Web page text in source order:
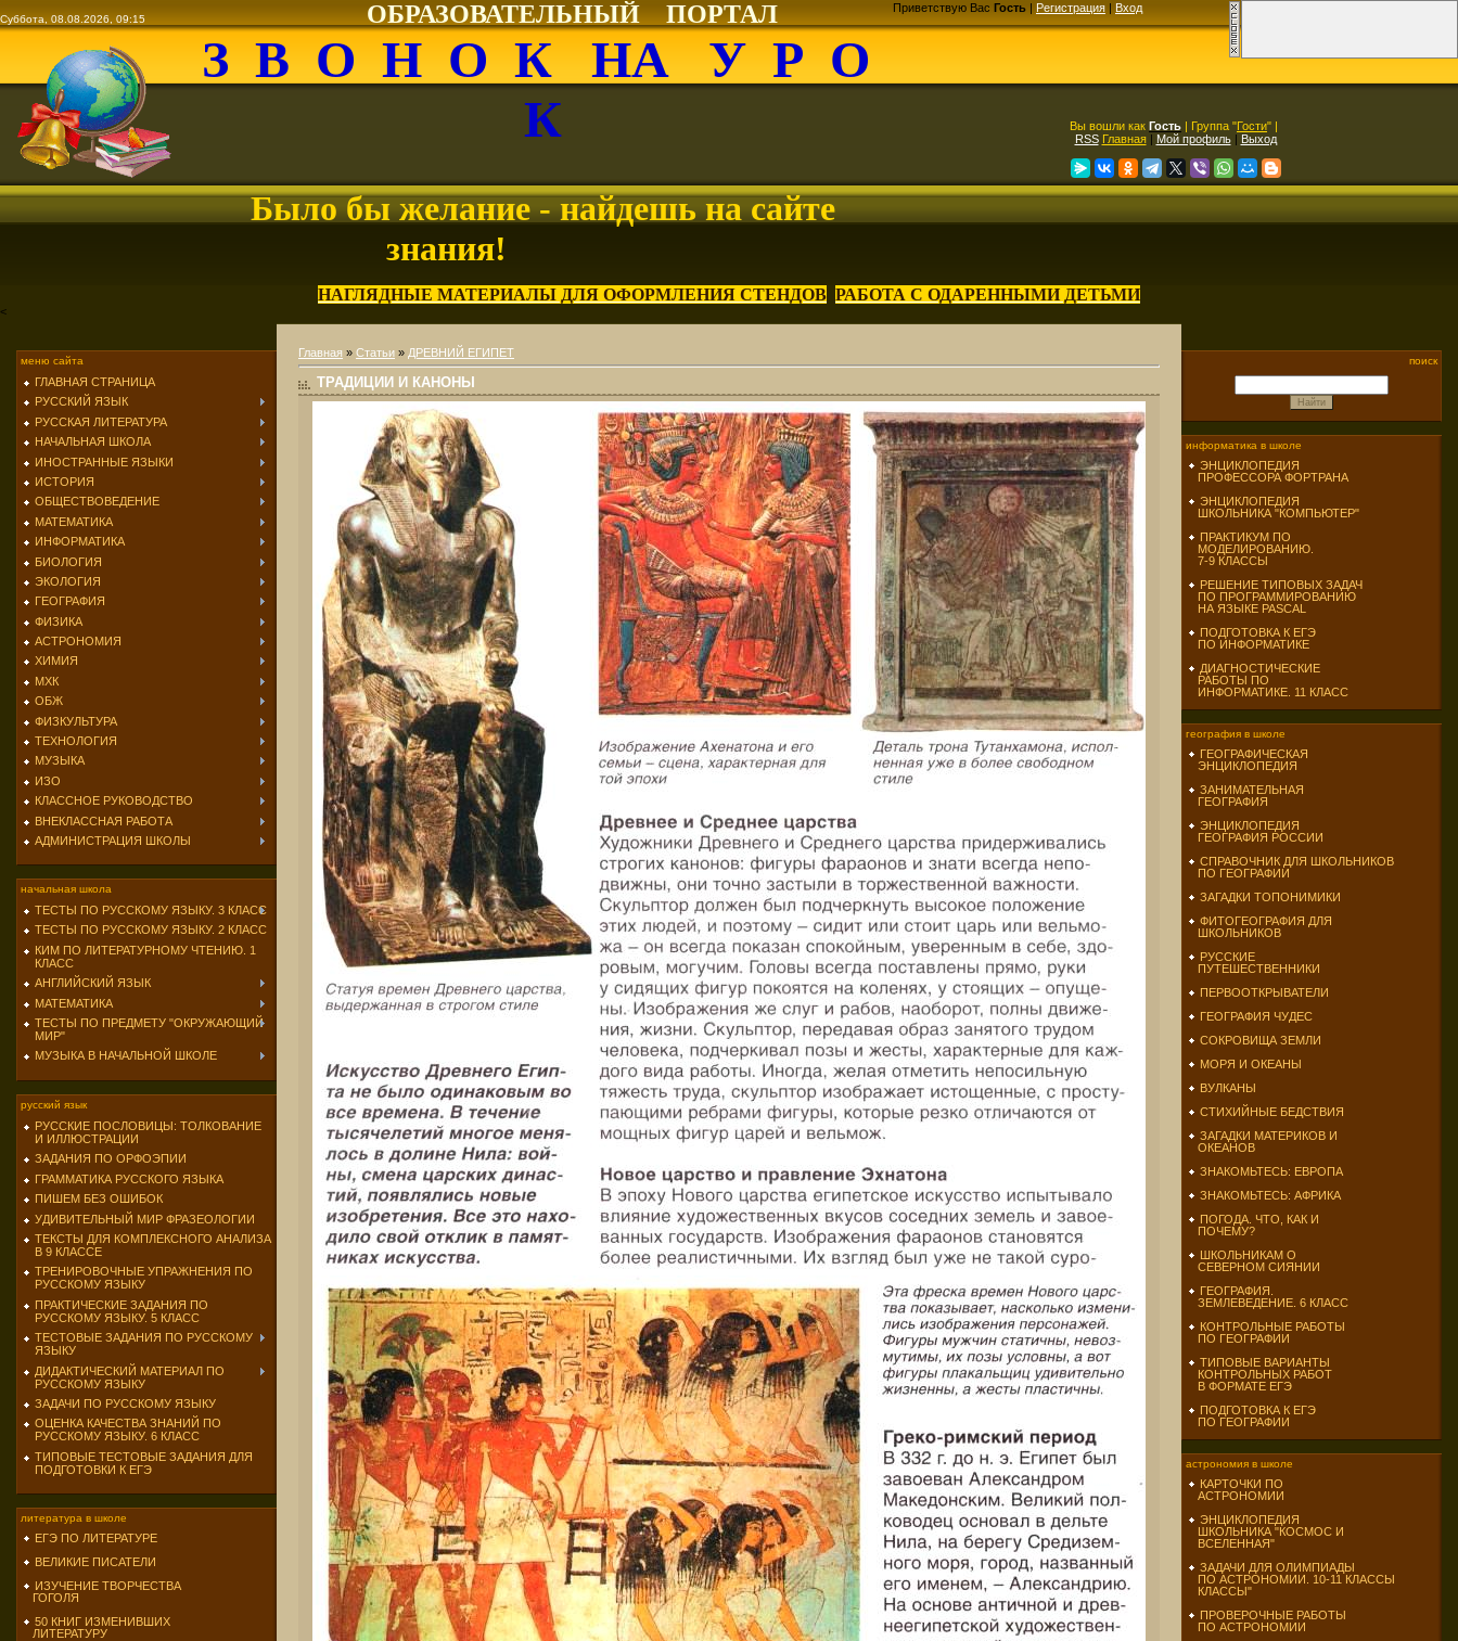
Суббота, 08.08.2026, 09:15 ОБРАЗОВАТЕЛЬНЫЙ ПОРТАЛ Приветствую Вас Гость | Регистрация | Вход
З В О Н О К НА У Р О
К
Было бы желание - найдешь на сайте
знания!
Вы вошли как Гость | Группа "Гости" |
RSS Главная| Мой профиль| Выход
НАГЛЯДНЫЕ МАТЕРИАЛЫ ДЛЯ ОФОРМЛЕНИЯ СТЕНДОВ РАБОТА С ОДАРЕННЫМИ ДЕТЬМИ
<
меню сайта
ГЛАВНАЯ СТРАНИЦА
РУССКИЙ ЯЗЫК
РУССКАЯ ЛИТЕРАТУРА
НАЧАЛЬНАЯ ШКОЛА
ИНОСТРАННЫЕ ЯЗЫКИ
ИСТОРИЯ
ОБЩЕСТВОВЕДЕНИЕ
МАТЕМАТИКА
ИНФОРМАТИКА
БИОЛОГИЯ
ЭКОЛОГИЯ
ГЕОГРАФИЯ
ФИЗИКА
АСТРОНОМИЯ
ХИМИЯ
МХК
ОБЖ
ФИЗКУЛЬТУРА
ТЕХНОЛОГИЯ
МУЗЫКА
ИЗО
КЛАССНОЕ РУКОВОДСТВО
ВНЕКЛАССНАЯ РАБОТА
АДМИНИСТРАЦИЯ ШКОЛЫ
начальная школа
ТЕСТЫ ПО РУССКОМУ ЯЗЫКУ. 3 КЛАСС
ТЕСТЫ ПО РУССКОМУ ЯЗЫКУ. 2 КЛАСС
КИМ ПО ЛИТЕРАТУРНОМУ ЧТЕНИЮ. 1
КЛАСС
АНГЛИЙСКИЙ ЯЗЫК
МАТЕМАТИКА
ТЕСТЫ ПО ПРЕДМЕТУ "ОКРУЖАЮЩИЙ
МИР"
МУЗЫКА В НАЧАЛЬНОЙ ШКОЛЕ
русский язык
РУССКИЕ ПОСЛОВИЦЫ: ТОЛКОВАНИЕ
И ИЛЛЮСТРАЦИИ
ЗАДАНИЯ ПО ОРФОЭПИИ
ГРАММАТИКА РУССКОГО ЯЗЫКА
ПИШЕМ БЕЗ ОШИБОК
УДИВИТЕЛЬНЫЙ МИР ФРАЗЕОЛОГИИ
ТЕКСТЫ ДЛЯ КОМПЛЕКСНОГО АНАЛИЗА
В 9 КЛАССЕ
ТРЕНИРОВОЧНЫЕ УПРАЖНЕНИЯ ПО
РУССКОМУ ЯЗЫКУ
ПРАКТИЧЕСКИЕ ЗАДАНИЯ ПО
РУССКОМУ ЯЗЫКУ. 5 КЛАСС
ТЕСТОВЫЕ ЗАДАНИЯ ПО РУССКОМУ
ЯЗЫКУ
ДИДАКТИЧЕСКИЙ МАТЕРИАЛ ПО
РУССКОМУ ЯЗЫКУ
ЗАДАЧИ ПО РУССКОМУ ЯЗЫКУ
ОЦЕНКА КАЧЕСТВА ЗНАНИЙ ПО
РУССКОМУ ЯЗЫКУ. 6 КЛАСС
ТИПОВЫЕ ТЕСТОВЫЕ ЗАДАНИЯ ДЛЯ
ПОДГОТОВКИ К ЕГЭ
литература в школе
ЕГЭ ПО ЛИТЕРАТУРЕ
ВЕЛИКИЕ ПИСАТЕЛИ
ИЗУЧЕНИЕ ТВОРЧЕСТВА
ГОГОЛЯ
50 КНИГ ИЗМЕНИВШИХ
ЛИТЕРАТУРУ
Главная » Статьи » ДРЕВНИЙ ЕГИПЕТ
ТРАДИЦИИ И КАНОНЫ
поиск
информатика в школе
ЭНЦИКЛОПЕДИЯ
ПРОФЕССОРА ФОРТРАНА
ЭНЦИКЛОПЕДИЯ
ШКОЛЬНИКА "КОМПЬЮТЕР"
ПРАКТИКУМ ПО
МОДЕЛИРОВАНИЮ.
7-9 КЛАССЫ
РЕШЕНИЕ ТИПОВЫХ ЗАДАЧ
ПО ПРОГРАММИРОВАНИЮ
НА ЯЗЫКЕ PASCAL
ПОДГОТОВКА К ЕГЭ
ПО ИНФОРМАТИКЕ
ДИАГНОСТИЧЕСКИЕ
РАБОТЫ ПО
ИНФОРМАТИКЕ. 11 КЛАСС
география в школе
ГЕОГРАФИЧЕСКАЯ
ЭНЦИКЛОПЕДИЯ
ЗАНИМАТЕЛЬНАЯ
ГЕОГРАФИЯ
ЭНЦИКЛОПЕДИЯ
ГЕОГРАФИЯ РОССИИ
СПРАВОЧНИК ДЛЯ ШКОЛЬНИКОВ
ПО ГЕОГРАФИИ
ЗАГАДКИ ТОПОНИМИКИ
ФИТОГЕОГРАФИЯ ДЛЯ
ШКОЛЬНИКОВ
РУССКИЕ
ПУТЕШЕСТВЕННИКИ
ПЕРВООТКРЫВАТЕЛИ
ГЕОГРАФИЯ ЧУДЕС
СОКРОВИЩА ЗЕМЛИ
МОРЯ И ОКЕАНЫ
ВУЛКАНЫ
СТИХИЙНЫЕ БЕДСТВИЯ
ЗАГАДКИ МАТЕРИКОВ И
ОКЕАНОВ
ЗНАКОМЬТЕСЬ: ЕВРОПА
ЗНАКОМЬТЕСЬ: АФРИКА
ПОГОДА. ЧТО, КАК И
ПОЧЕМУ?
ШКОЛЬНИКАМ О
СЕВЕРНОМ СИЯНИИ
ГЕОГРАФИЯ.
ЗЕМЛЕВЕДЕНИЕ. 6 КЛАСС
КОНТРОЛЬНЫЕ РАБОТЫ
ПО ГЕОГРАФИИ
ТИПОВЫЕ ВАРИАНТЫ
КОНТРОЛЬНЫХ РАБОТ
В ФОРМАТЕ ЕГЭ
ПОДГОТОВКА К ЕГЭ
ПО ГЕОГРАФИИ
астрономия в школе
КАРТОЧКИ ПО
АСТРОНОМИИ
ЭНЦИКЛОПЕДИЯ
ШКОЛЬНИКА "КОСМОС И
ВСЕЛЕННАЯ"
ЗАДАЧИ ДЛЯ ОЛИМПИАДЫ
ПО АСТРОНОМИИ. 10-11 КЛАССЫ
КЛАССЫ"
ПРОВЕРОЧНЫЕ РАБОТЫ
ПО АСТРОНОМИИ